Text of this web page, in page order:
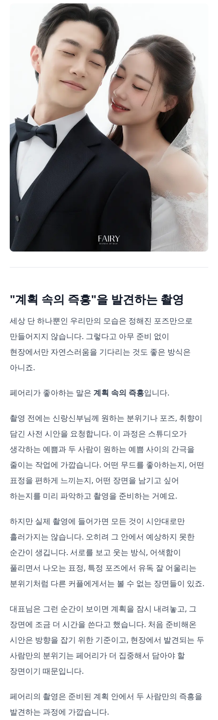
"계획 속의 즉흥"을 발견하는 촬영
세상 단 하나뿐인 우리만의 모습은 정해진 포즈만으로
만들어지지 않습니다. 그렇다고 아무 준비 없이
현장에서만 자연스러움을 기다리는 것도 좋은 방식은
아니죠.
페어리가 좋아하는 말은 계획 속의 즉흥입니다.
촬영 전에는 신랑신부님께 원하는 분위기나 포즈, 취향이
담긴 사전 시안을 요청합니다. 이 과정은 스튜디오가
생각하는 예쁨과 두 사람이 원하는 예쁨 사이의 간극을
줄이는 작업에 가깝습니다. 어떤 무드를 좋아하는지, 어떤
표정을 편하게 느끼는지, 어떤 장면을 남기고 싶어
하는지를 미리 파악하고 촬영을 준비하는 거예요.
하지만 실제 촬영에 들어가면 모든 것이 시안대로만
흘러가지는 않습니다. 오히려 그 안에서 예상하지 못한
순간이 생깁니다. 서로를 보고 웃는 방식, 어색함이
풀리면서 나오는 표정, 특정 포즈에서 유독 잘 어울리는
분위기처럼 다른 커플에게서는 볼 수 없는 장면들이 있죠.
대표님은 그런 순간이 보이면 계획을 잠시 내려놓고, 그
장면에 조금 더 시간을 쓴다고 했습니다. 처음 준비해온
시안은 방향을 잡기 위한 기준이고, 현장에서 발견되는 두
사람만의 분위기는 페어리가 더 집중해서 담아야 할
장면이기 때문입니다.
페어리의 촬영은 준비된 계획 안에서 두 사람만의 즉흥을
발견하는 과정에 가깝습니다.